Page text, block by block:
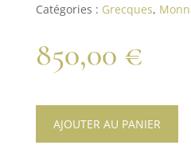
Catégories : Grecques,
850,00 €
AJOUTER AU PANIER